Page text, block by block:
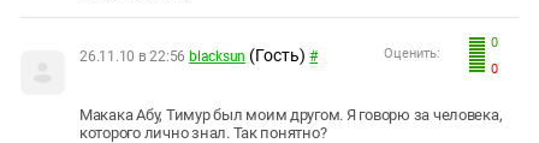
0
0
Оценить:
26.11.10 в 22:56 blacksun (Гость) #
Макака Абу, Тимур был моим другом. Я говорю за человека,
которого лично знал. Так понятно?